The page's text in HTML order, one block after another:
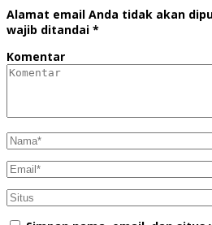
Alamat email Anda tidak akan
wajib ditandai *
Komentar